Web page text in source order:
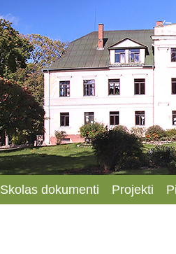
Skolas dokumenti Projekti